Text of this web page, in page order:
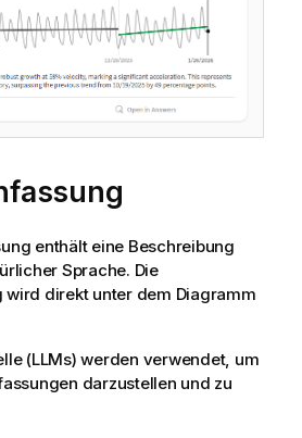
enthält eine Beschreibung
Sprache. Die
wird direkt unter dem Diagramm
(LLMs) werden verwendet, um
darzustellen und zu